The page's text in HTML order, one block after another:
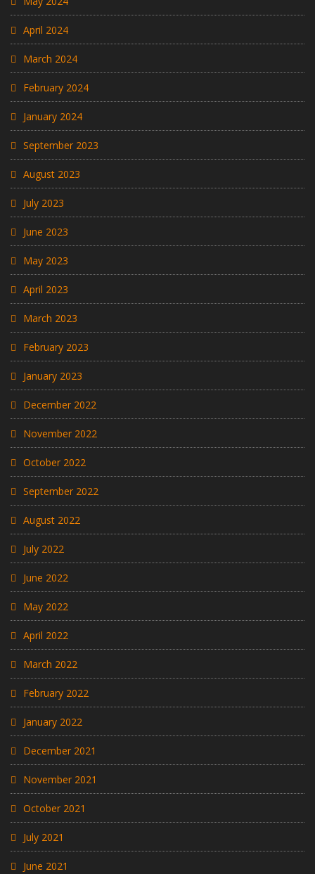
April 2024
March 2024
February 2024
January 2024
September 2023
August 2023
July 2023
June 2023
May 2023
April 2023
March 2023
February 2023
January 2023
December 2022
November 2022
October 2022
September 2022
August 2022
July 2022
June 2022
May 2022
April 2022
March 2022
February 2022
January 2022
December 2021
November 2021
October 2021
July 2021
June 2021